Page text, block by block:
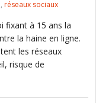
, réseaux sociaux
fixant à 15 ans la
la haine en ligne.
les réseaux
risque de